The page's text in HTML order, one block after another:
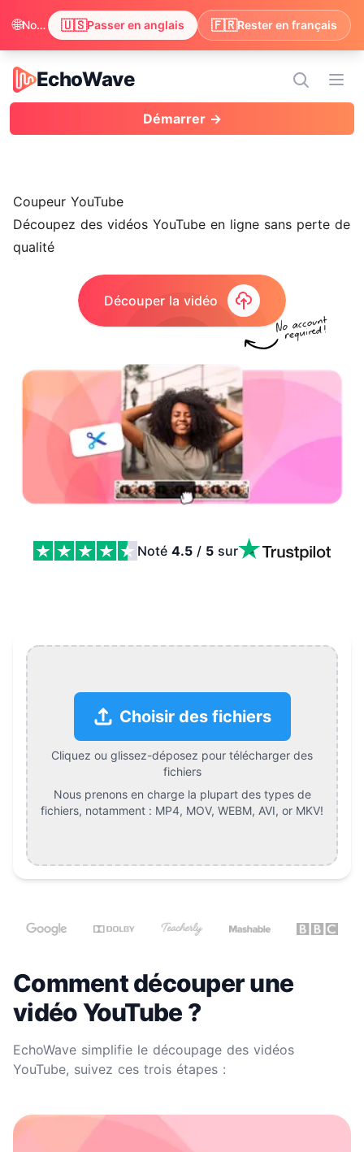
EchoWave
EchoWave
Démarrer →
Coupeur YouTube
Découpez des vidéos YouTube en ligne sans perte de
qualité
Découper la vidéo
Noté 4.5 / 5 sur
Choisir des fichiers
Cliquez ou glissez-déposez pour télécharger des
fichiers
Nous prenons en charge la plupart des types de
fichiers, notamment : MP4, MOV, WEBM, AVI, or MKV!
Comment découper une
vidéo YouTube ?
EchoWave simplifie le découpage des vidéos
YouTube, suivez ces trois étapes :
🌐 Nous avons remarqué que votre navigateur préfère anglais. Passer pour profiter du contenu en anglais ? 🇺🇸Passer en anglais 🇫🇷Rester en français